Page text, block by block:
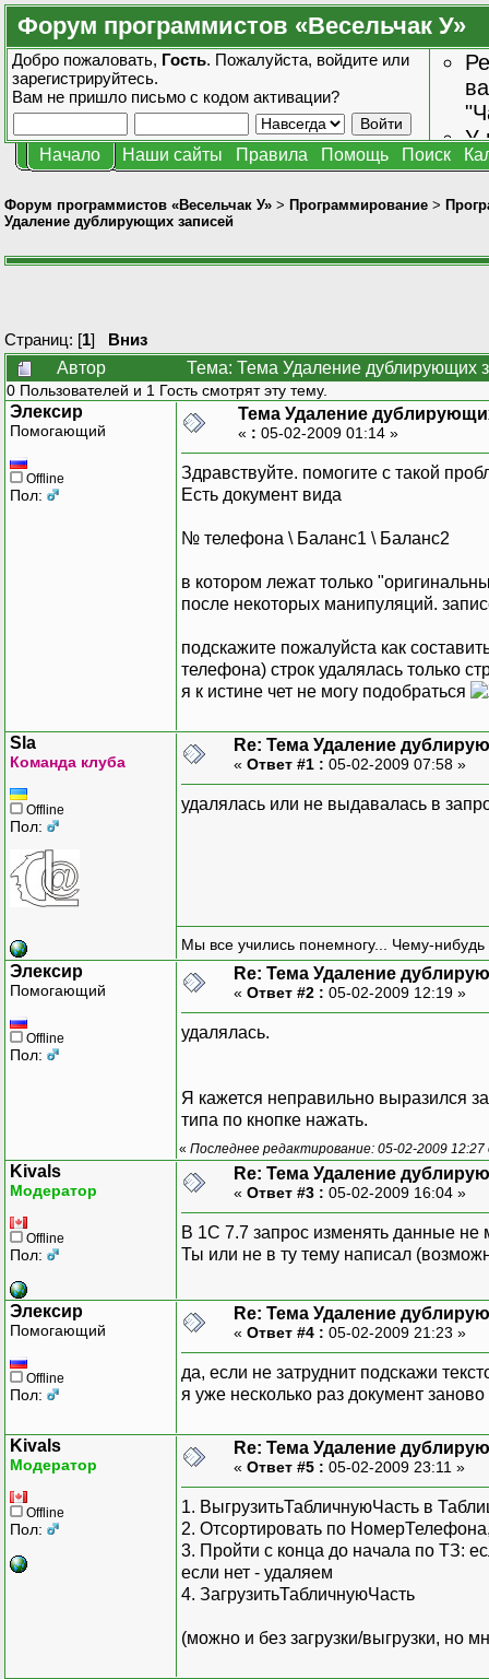
Форум программистов «Весельчак У»
Добро пожаловать, Гость. Пожалуйста, войдите или
зарегистрируйтесь.
Вам не пришло письмо с кодом активации?
У
Начало Наши сайты Правила Помощь Поиск
Форум программистов «Весельчак У» > Программирование >
Удаление дублирующих записей
Страниц: [1] Вниз
Автор
Тема: Тема Удаление дублирующих
0 Пользователей и 1 Гость смотрят эту тему.
Элексир
Помогающий
Offline
Пол:
Тема Удаление
« : 05-02-2009 01:14 »
Здравствуйте. помогите с такой
Есть документ вида
№ телефона \ Баланс1 \ Баланс2
в котором лежат только
после некоторых манипуляций.
подскажите пожалуйста как
телефона) строк удалялась только
я к истине чет не могу подобраться
Sla
Команда клуба
Offline
Пол:
Re: Тема Удаление
« Ответ #1 : 05-02-2009 07:58 »
удалялась или не выдавалась в
Мы все учились понемногу... Чему-нибудь
Элексир
Помогающий
Offline
Пол:
Re: Тема Удаление
« Ответ #2 : 05-02-2009 12:19 »
удалялась.
Я кажется неправильно выразился
типа по кнопке нажать.
« Последнее редактирование: 05-02-2009
Kivals
Модератор
Offline
Пол:
Re: Тема Удаление
« Ответ #3 : 05-02-2009 16:04 »
В 1С 7.7 запрос изменять данные не
Ты или не в ту тему написал
Элексир
Помогающий
Offline
Пол:
Re: Тема Удаление
« Ответ #4 : 05-02-2009 21:23 »
да, если не затруднит подскажи
я уже несколько раз документ
Kivals
Модератор
Offline
Пол:
Re: Тема Удаление
« Ответ #5 : 05-02-2009 23:11 »
1. ВыгрузитьТабличнуюЧасть в
2. Отсортировать по
3. Пройти с конца до начала по ТЗ:
если нет - удаляем
4. ЗагрузитьТабличнуюЧасть
(можно и без загрузки/выгрузки, но